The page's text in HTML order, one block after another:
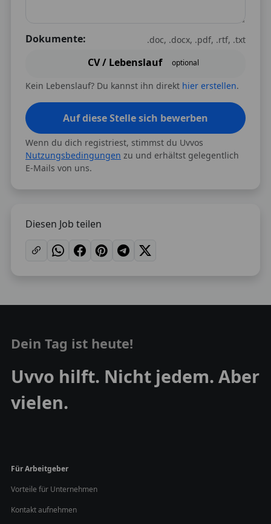
Dokumente: .doc, .docx, .pdf, .rtf, .txt
CV / Lebenslauf optional
Kein Lebenslauf? Du kannst ihn direkt hier erstellen.
Auf diese Stelle sich bewerben
Wenn du dich registriest, stimmst du Uvvos
Nutzungsbedingungen zu und erhältst gelegentlich
E-Mails von uns.
Diesen Job teilen
Dein Tag ist heute!
Uvvo hilft. Nicht jedem. Aber
vielen.
Für Arbeitgeber
Vorteile für Unternehmen
Kontakt aufnehmen